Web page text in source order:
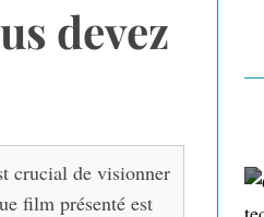
devez
crucial de visionner
film présenté est